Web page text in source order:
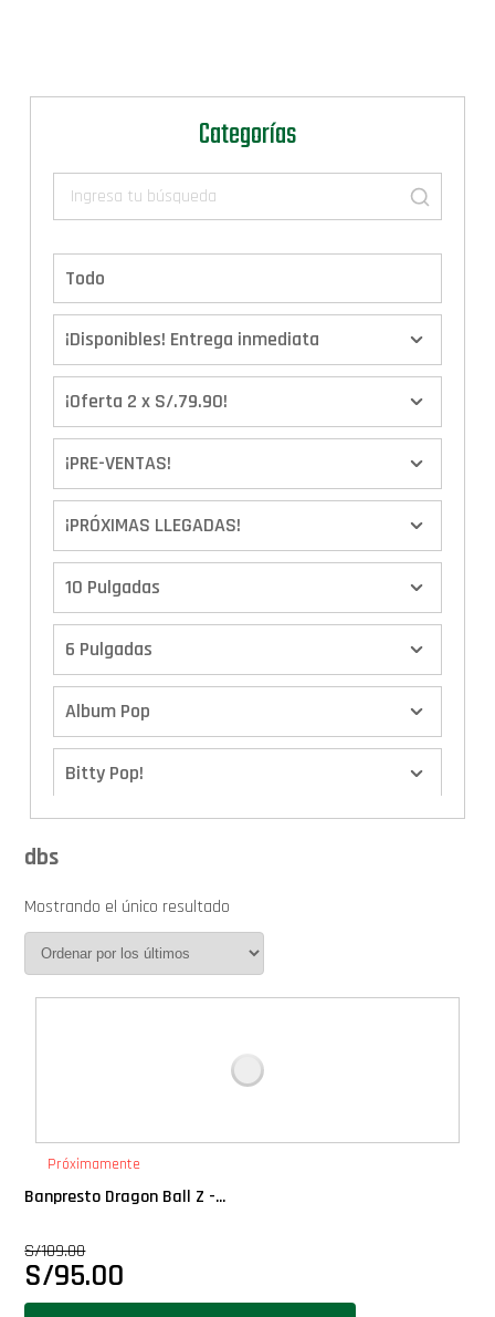
Categorías
Todo
¡Disponibles! Entrega inmediata
¡Oferta 2 x S/.79.90!
¡PRE-VENTAS!
¡PRÓXIMAS LLEGADAS!
10 Pulgadas
6 Pulgadas
Album Pop
Bitty Pop!
Calendario de Adviento
Cover Pop!
Exclusivos
Gift Cards
Llaveros Pop
dbs
Mostrando el único resultado
Próximamente
Banpresto Dragon Ball Z -...
S/109.00
S/95.00